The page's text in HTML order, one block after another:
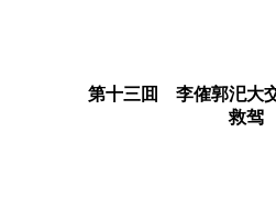
第十三囬 李傕郭汜大
救驾